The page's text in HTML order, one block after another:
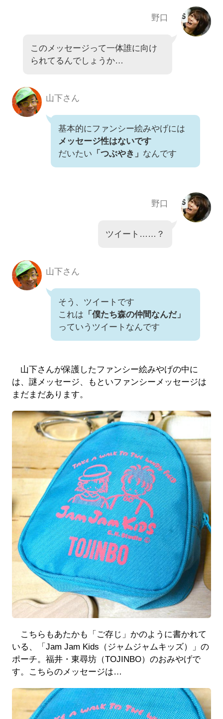
野口
このメッセージって一体誰に向け
られてるんでしょうか…
山下さん
基本的にファンシー絵みやげには
メッセージ性はないです
だいたい 「つぶやき」 なんです
野口
ツイート……？
山下さん
そう、ツイートです
これは 「僕たち森の仲間なんだ」
っていうツイートなんです
山下さんが保護したファンシー絵みやげの中に
は、謎メッセージ、もといファンシーメッセージは
まだまだあります。
こちらもあたかも「ご存じ」かのように書かれて
いる、「Jam Jam Kids（ジャムジャムキッズ）」の
ポーチ。福井・東尋坊（TOJINBO）のおみやげで
す。こちらのメッセージは…